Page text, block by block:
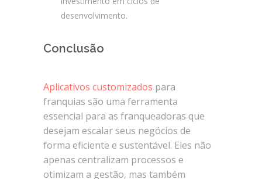
desenvolvimento.
Conclusão
Aplicativos customizados para
franquias são uma ferramenta
essencial para as franqueadoras que
desejam escalar seus negócios de
forma eficiente e sustentável. Eles não
apenas centralizam processos e
otimizam a gestão, mas também